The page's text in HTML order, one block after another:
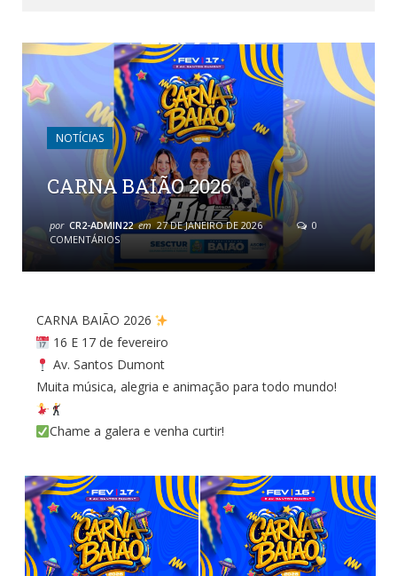
NOTÍCIAS
CARNA BAIÃO 2026
por CR2-ADMIN22 em 27 DE JANEIRO DE 2026
0
COMENTÁRIOS
CARNA BAIÃO 2026
16 E 17 de fevereiro
Av. Santos Dumont
Muita música, alegria e animação para todo mundo!
Chame a galera e venha curtir!